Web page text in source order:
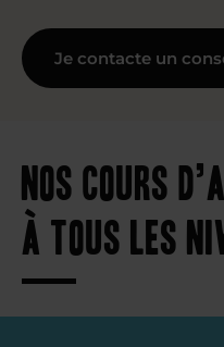
Je contacte un
Nos cours
à tous les